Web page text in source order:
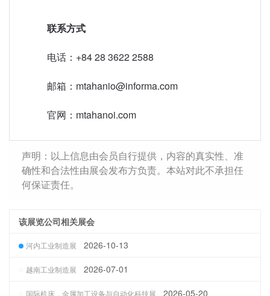
联系方式
电话：+84 28 3622 2588
邮箱：mtahanio@informa.com
官网：mtahanoi.com
声明：以上信息由会员自行提供，内容的真实性、准
确性和合法性由展会发布方负责。本站对此不承担任
何保证责任。
该展览公司相关展会
河内工业制造展 2026-10-13
越南工业制造展 2026-07-01
国际机床，金属加工设备与自动化科技展 2026-05-20